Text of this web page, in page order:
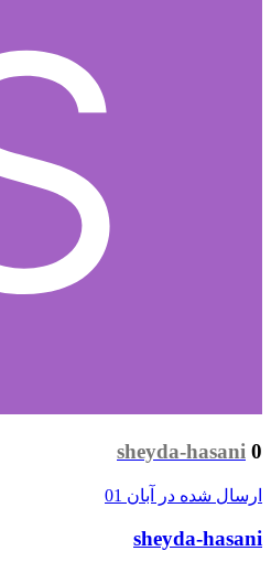
sheyda-hasani 0
ارسال شده در آبان 01
sheyda-hasani